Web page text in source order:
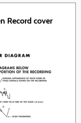
Record cover